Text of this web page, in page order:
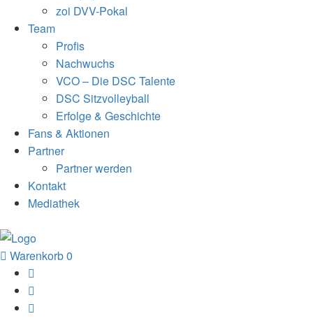
zoi DVV-Pokal
Team
Profis
Nachwuchs
VCO – Die DSC Talente
DSC Sitzvolleyball
Erfolge & Geschichte
Fans & Aktionen
Partner
Partner werden
Kontakt
Mediathek
Warenkorb0